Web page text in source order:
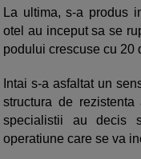
La ultima, s-a produs
otel au inceput sa se
podului crescuse cu 20
Intai s-a asfaltat un
structura de
specialistii au decis
operatiune care se va